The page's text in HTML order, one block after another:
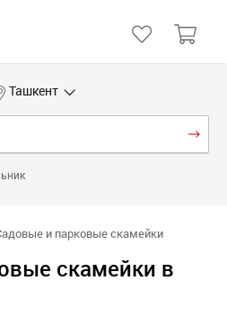
Ташкент
и парковые скамейки
скамейки в